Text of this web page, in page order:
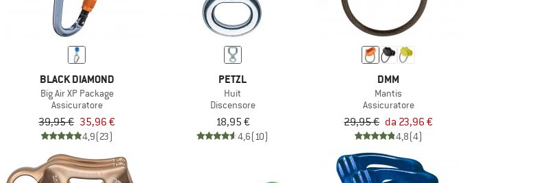
BLACK DIAMOND
Big Air XP Package
Assicuratore
39,95 € 35,96 €
4,9(23)
PETZL
Huit
Discensore
18,95 €
4,6(10)
DMM
Mantis
Assicuratore
29,95 € da 23,96 €
4,8(4)